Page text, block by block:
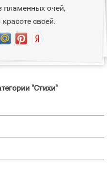
пламенных очей,
своей.
"Стихи"